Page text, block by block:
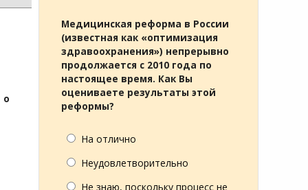
о
Медицинская реформа в России
(известная как «оптимизация
здравоохранения») непрерывно
продолжается с 2010 года по
настоящее время. Как Вы
оцениваете результаты этой
реформы?
На отлично
Неудовлетворительно
Не знаю, поскольку процесс не